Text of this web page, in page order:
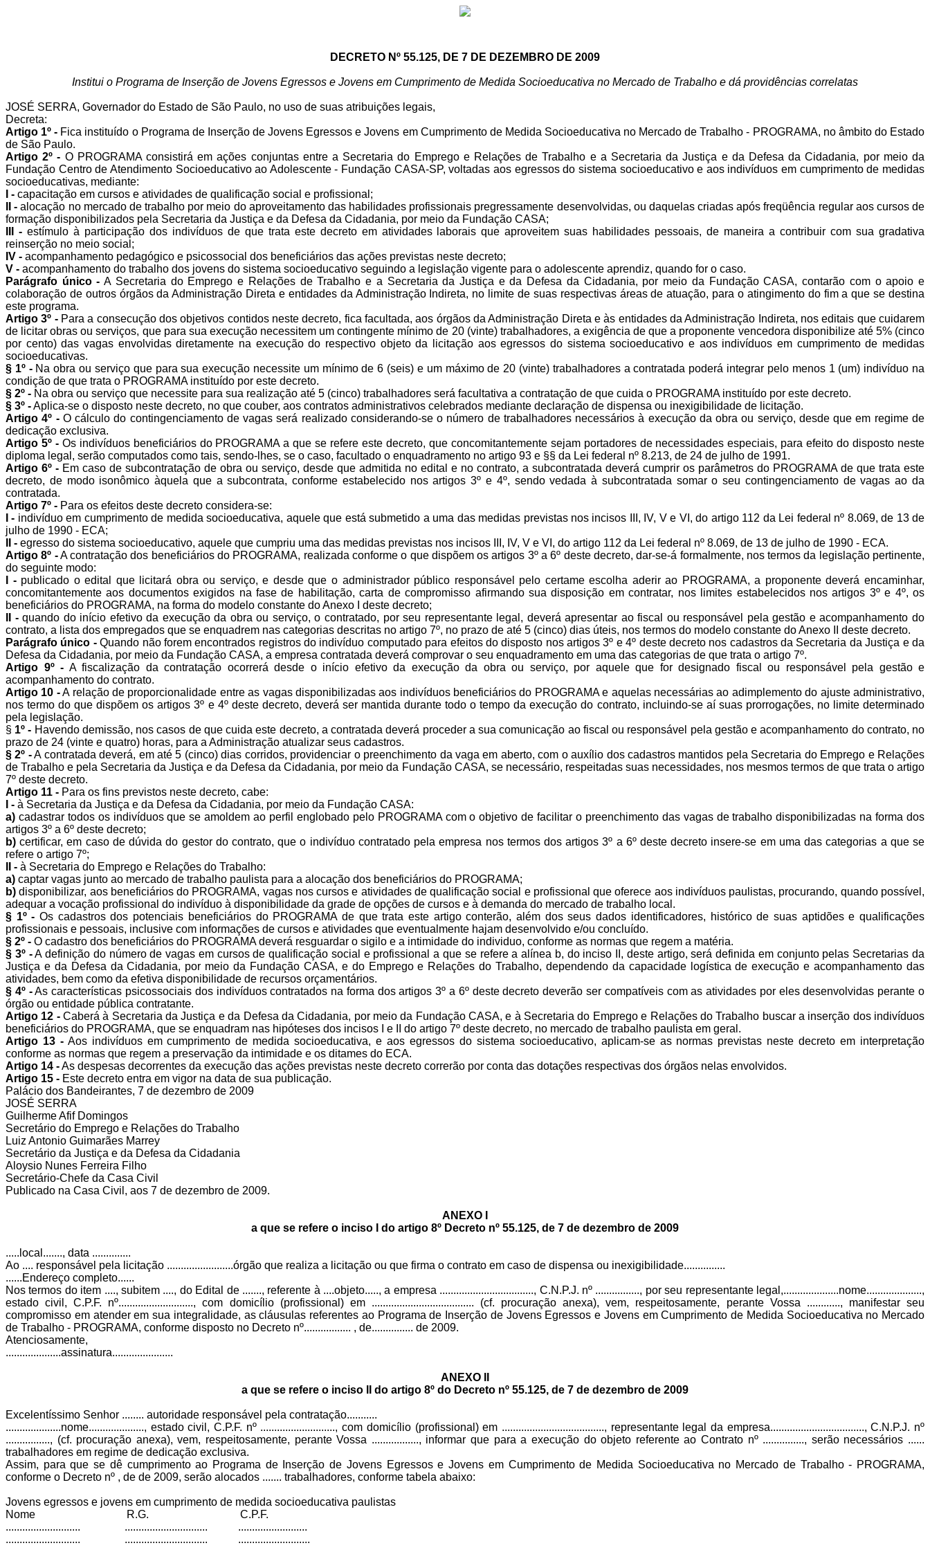
DECRETO Nº 55.125, DE 7 DE DEZEMBRO DE 2009
Institui o Programa de Inserção de Jovens Egressos e Jovens em Cumprimento de Medida Socioeducativa no Mercado de Trabalho e dá providências correlatas
JOSÉ SERRA, Governador do Estado de São Paulo, no uso de suas atribuições legais,
Decreta:
Artigo 1º - Fica instituído o Programa de Inserção de Jovens Egressos e Jovens em Cumprimento de Medida Socioeducativa no Mercado de Trabalho - PROGRAMA, no âmbito do Estado
de São Paulo.
Artigo 2º - O PROGRAMA consistirá em ações conjuntas entre a Secretaria do Emprego e Relações de Trabalho e a Secretaria da Justiça e da Defesa da Cidadania, por meio da
Fundação Centro de Atendimento Socioeducativo ao Adolescente - Fundação CASA-SP, voltadas aos egressos do sistema socioeducativo e aos indivíduos em cumprimento de medidas
socioeducativas, mediante:
I - capacitação em cursos e atividades de qualificação social e profissional;
II - alocação no mercado de trabalho por meio do aproveitamento das habilidades profissionais pregressamente desenvolvidas, ou daquelas criadas após freqüência regular aos cursos de
formação disponibilizados pela Secretaria da Justiça e da Defesa da Cidadania, por meio da Fundação CASA;
III -estímulo à participação dos indivíduos de que trata este decreto em atividades laborais que aproveitem suas habilidades pessoais, de maneira a contribuir com sua gradativa
reinserção no meio social;
IV - acompanhamento pedagógico e psicossocial dos beneficiários das ações previstas neste decreto;
V - acompanhamento do trabalho dos jovens do sistema socioeducativo seguindo a legislação vigente para o adolescente aprendiz, quando for o caso.
Parágrafo único - A Secretaria do Emprego e Relações de Trabalho e a Secretaria da Justiça e da Defesa da Cidadania, por meio da Fundação CASA, contarão com o apoio e
colaboração de outros órgãos da Administração Direta e entidades da Administração Indireta, no limite de suas respectivas áreas de atuação, para o atingimento do fim a que se destina
este programa.
Artigo 3º -Para a consecução dos objetivos contidos neste decreto, fica facultada, aos órgãos da Administração Direta e às entidades da Administração Indireta, nos editais que cuidarem
de licitar obras ou serviços, que para sua execução necessitem um contingente mínimo de 20 (vinte) trabalhadores, a exigência de que a proponente vencedora disponibilize até 5% (cinco
por cento) das vagas envolvidas diretamente na execução do respectivo objeto da licitação aos egressos do sistema socioeducativo e aos indivíduos em cumprimento de medidas
socioeducativas.
§ 1º -Na obra ou serviço que para sua execução necessite um mínimo de 6 (seis) e um máximo de 20 (vinte) trabalhadores a contratada poderá integrar pelo menos 1 (um) indivíduo na
condição de que trata o PROGRAMA instituído por este decreto.
§ 2º - Na obra ou serviço que necessite para sua realização até 5 (cinco) trabalhadores será facultativa a contratação de que cuida o PROGRAMA instituído por este decreto.
§ 3º -Aplica-se o disposto neste decreto, no que couber, aos contratos administrativos celebrados mediante declaração de dispensa ou inexigibilidade de licitação.
Artigo 4º -O cálculo do contingenciamento de vagas será realizado considerando-se o número de trabalhadores necessários à execução da obra ou serviço, desde que em regime de
dedicação exclusiva.
Artigo 5º -Os indivíduos beneficiários do PROGRAMA a que se refere este decreto, que concomitantemente sejam portadores de necessidades especiais, para efeito do disposto neste
diploma legal, serão computados como tais, sendo-lhes, se o caso, facultado o enquadramento no artigo 93 e §§ da Lei federal nº 8.213, de 24 de julho de 1991.
Artigo 6º - Em caso de subcontratação de obra ou serviço, desde que admitida no edital e no contrato, a subcontratada deverá cumprir os parâmetros do PROGRAMA de que trata este
decreto, de modo isonômico àquela que a subcontrata, conforme estabelecido nos artigos 3º e 4º, sendo vedada à subcontratada somar o seu contingenciamento de vagas ao da
contratada.
Artigo 7º - Para os efeitos deste decreto considera-se:
I - indivíduo em cumprimento de medida socioeducativa, aquele que está submetido a uma das medidas previstas nos incisos III, IV, V e VI, do artigo 112 da Lei federal nº 8.069, de 13 de
julho de 1990 - ECA;
II - egresso do sistema socioeducativo, aquele que cumpriu uma das medidas previstas nos incisos III, IV, V e VI, do artigo 112 da Lei federal nº 8.069, de 13 de julho de 1990 - ECA.
Artigo 8º -A contratação dos beneficiários do PROGRAMA, realizada conforme o que dispõem os artigos 3º a 6º deste decreto, dar-se-á formalmente, nos termos da legislação pertinente,
do seguinte modo:
I -publicado o edital que licitará obra ou serviço, e desde que o administrador público responsável pelo certame escolha aderir ao PROGRAMA, a proponente deverá encaminhar,
concomitantemente aos documentos exigidos na fase de habilitação, carta de compromisso afirmando sua disposição em contratar, nos limites estabelecidos nos artigos 3º e 4º, os
beneficiários do PROGRAMA, na forma do modelo constante do Anexo I deste decreto;
II -quando do início efetivo da execução da obra ou serviço, o contratado, por seu representante legal, deverá apresentar ao fiscal ou responsável pela gestão e acompanhamento do
contrato, a lista dos empregados que se enquadrem nas categorias descritas no artigo 7º, no prazo de até 5 (cinco) dias úteis, nos termos do modelo constante do Anexo II deste decreto.
Parágrafo único -Quando não forem encontrados registros do indivíduo computado para efeitos do disposto nos artigos 3º e 4º deste decreto nos cadastros da Secretaria da Justiça e da
Defesa da Cidadania, por meio da Fundação CASA, a empresa contratada deverá comprovar o seu enquadramento em uma das categorias de que trata o artigo 7º.
Artigo 9º - A fiscalização da contratação ocorrerá desde o início efetivo da execução da obra ou serviço, por aquele que for designado fiscal ou responsável pela gestão e
acompanhamento do contrato.
Artigo 10 -A relação de proporcionalidade entre as vagas disponibilizadas aos indivíduos beneficiários do PROGRAMA e aquelas necessárias ao adimplemento do ajuste administrativo,
nos termo do que dispõem os artigos 3º e 4º deste decreto, deverá ser mantida durante todo o tempo da execução do contrato, incluindo-se aí suas prorrogações, no limite determinado
pela legislação.
§ 1º - Havendo demissão, nos casos de que cuida este decreto, a contratada deverá proceder a sua comunicação ao fiscal ou responsável pela gestão e acompanhamento do contrato, no
prazo de 24 (vinte e quatro) horas, para a Administração atualizar seus cadastros.
§ 2º -A contratada deverá, em até 5 (cinco) dias corridos, providenciar o preenchimento da vaga em aberto, com o auxílio dos cadastros mantidos pela Secretaria do Emprego e Relações
de Trabalho e pela Secretaria da Justiça e da Defesa da Cidadania, por meio da Fundação CASA, se necessário, respeitadas suas necessidades, nos mesmos termos de que trata o artigo
7º deste decreto.
Artigo 11 - Para os fins previstos neste decreto, cabe:
I - à Secretaria da Justiça e da Defesa da Cidadania, por meio da Fundação CASA:
a) cadastrar todos os indivíduos que se amoldem ao perfil englobado pelo PROGRAMA com o objetivo de facilitar o preenchimento das vagas de trabalho disponibilizadas na forma dos
artigos 3º a 6º deste decreto;
b) certificar, em caso de dúvida do gestor do contrato, que o indivíduo contratado pela empresa nos termos dos artigos 3º a 6º deste decreto insere-se em uma das categorias a que se
refere o artigo 7º;
II - à Secretaria do Emprego e Relações do Trabalho:
a) captar vagas junto ao mercado de trabalho paulista para a alocação dos beneficiários do PROGRAMA;
b) disponibilizar, aos beneficiários do PROGRAMA, vagas nos cursos e atividades de qualificação social e profissional que oferece aos indivíduos paulistas, procurando, quando possível,
adequar a vocação profissional do indivíduo à disponibilidade da grade de opções de cursos e à demanda do mercado de trabalho local.
§ 1º - Os cadastros dos potenciais beneficiários do PROGRAMA de que trata este artigo conterão, além dos seus dados identificadores, histórico de suas aptidões e qualificações
profissionais e pessoais, inclusive com informações de cursos e atividades que eventualmente hajam desenvolvido e/ou concluído.
§ 2º - O cadastro dos beneficiários do PROGRAMA deverá resguardar o sigilo e a intimidade do individuo, conforme as normas que regem a matéria.
§ 3º -A definição do número de vagas em cursos de qualificação social e profissional a que se refere a alínea b, do inciso II, deste artigo, será definida em conjunto pelas Secretarias da
Justiça e da Defesa da Cidadania, por meio da Fundação CASA, e do Emprego e Relações do Trabalho, dependendo da capacidade logística de execução e acompanhamento das
atividades, bem como da efetiva disponibilidade de recursos orçamentários.
§ 4º -As características psicossociais dos indivíduos contratados na forma dos artigos 3º a 6º deste decreto deverão ser compatíveis com as atividades por eles desenvolvidas perante o
órgão ou entidade pública contratante.
Artigo 12 -Caberá à Secretaria da Justiça e da Defesa da Cidadania, por meio da Fundação CASA, e à Secretaria do Emprego e Relações do Trabalho buscar a inserção dos indivíduos
beneficiários do PROGRAMA, que se enquadram nas hipóteses dos incisos I e II do artigo 7º deste decreto, no mercado de trabalho paulista em geral.
Artigo 13 -Aos indivíduos em cumprimento de medida socioeducativa, e aos egressos do sistema socioeducativo, aplicam-se as normas previstas neste decreto em interpretação
conforme as normas que regem a preservação da intimidade e os ditames do ECA.
Artigo 14 -As despesas decorrentes da execução das ações previstas neste decreto correrão por conta das dotações respectivas dos órgãos nelas envolvidos.
Artigo 15 - Este decreto entra em vigor na data de sua publicação.
Palácio dos Bandeirantes, 7 de dezembro de 2009
JOSÉ SERRA
Guilherme Afif Domingos
Secretário do Emprego e Relações do Trabalho
Luiz Antonio Guimarães Marrey
Secretário da Justiça e da Defesa da Cidadania
Aloysio Nunes Ferreira Filho
Secretário-Chefe da Casa Civil
Publicado na Casa Civil, aos 7 de dezembro de 2009.
ANEXO I
a que se refere o inciso I do artigo 8º Decreto nº 55.125, de 7 de dezembro de 2009
.....local......., data ..............
Ao .... responsável pela licitação ........................órgão que realiza a licitação ou que firma o contrato em caso de dispensa ou inexigibilidade...............
......Endereço completo......
Nos termos do item ...., subitem ...., do Edital de ......., referente à ....objeto....., a empresa .................................., C.N.P.J. nº ................, por seu representante legal,....................nome....................,
estado civil, C.P.F. nº..........................., com domicílio (profissional) em ..................................... (cf. procuração anexa), vem, respeitosamente, perante Vossa ............, manifestar seu
compromisso em atender em sua integralidade, as cláusulas referentes ao Programa de Inserção de Jovens Egressos e Jovens em Cumprimento de Medida Socioeducativa no Mercado
de Trabalho - PROGRAMA, conforme disposto no Decreto nº................. , de............... de 2009.
Atenciosamente,
....................assinatura......................
ANEXO II
a que se refere o inciso II do artigo 8º do Decreto nº 55.125, de 7 de dezembro de 2009
Excelentíssimo Senhor ........ autoridade responsável pela contratação...........
....................nome...................., estado civil, C.P.F. nº ..........................., com domicílio (profissional) em ....................................., representante legal da empresa.................................., C.N.P.J. nº
................, (cf. procuração anexa), vem, respeitosamente, perante Vossa ................., informar que para a execução do objeto referente ao Contrato nº ..............., serão necessários ......
trabalhadores em regime de dedicação exclusiva.
Assim, para que se dê cumprimento ao Programa de Inserção de Jovens Egressos e Jovens em Cumprimento de Medida Socioeducativa no Mercado de Trabalho - PROGRAMA,
conforme o Decreto nº , de de 2009, serão alocados ....... trabalhadores, conforme tabela abaixo:
Jovens egressos e jovens em cumprimento de medida socioeducativa paulistas
Nome R.G. C.P.F.
........................... .............................. .........................
........................... .............................. ..........................